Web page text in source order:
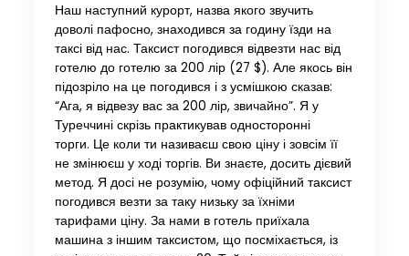
Наш наступний курорт, назва якого звучить
доволі пафосно, знаходився за годину їзди на
таксі від нас. Таксист погодився відвезти нас від
готелю до готелю за 200 лір (27 $). Але якось він
підозріло на це погодився і з усмішкою сказав:
“Ага, я відвезу вас за 200 лір, звичайно”. Я у
Туреччині скрізь практикував односторонні
торги. Це коли ти називаєш свою ціну і зовсім її
не змінюєш у ході торгів. Ви знаєте, досить дієвий
метод. Я досі не розумію, чому офіційний таксист
погодився везти за таку низьку за їхніми
тарифами ціну. За нами в готель приїхала
машина з іншим таксистом, що посміхається, із